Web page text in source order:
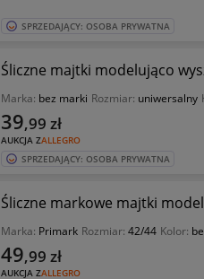
SPRZEDAJĄCY: OSOBA PRYWATNA
Śliczne majtki modelująco
Marka: bez marki Rozmiar: uniwersalny
AUKCJA ZALLEGRO
39,99 zł
SPRZEDAJĄCY: OSOBA PRYWATNA
Śliczne markowe majtki
Marka: Primark Rozmiar: 42/44 Kolor:
AUKCJA ZALLEGRO
49,99 zł